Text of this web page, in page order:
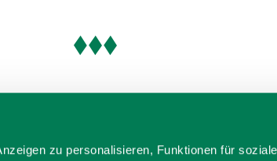
zu personalisieren, Funktionen für